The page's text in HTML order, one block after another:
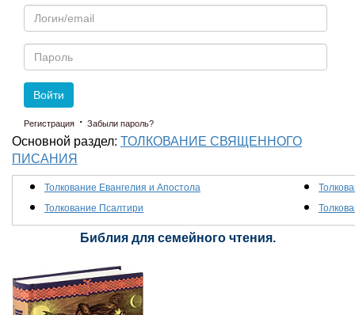
Email
Пароль
Войти
Регистрация · Забыли пароль?
Основной раздел: ТОЛКОВАНИЕ СВЯЩЕННОГО
ПИСАНИЯ
Толкование Евангелия и Апостола
Толкование Псалтири
Библия для семейного чтения.